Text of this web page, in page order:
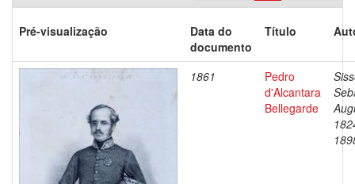
Pré-visualização
Data do
documento
Título
1861
Pedro
d'Alcantara
Bellegarde